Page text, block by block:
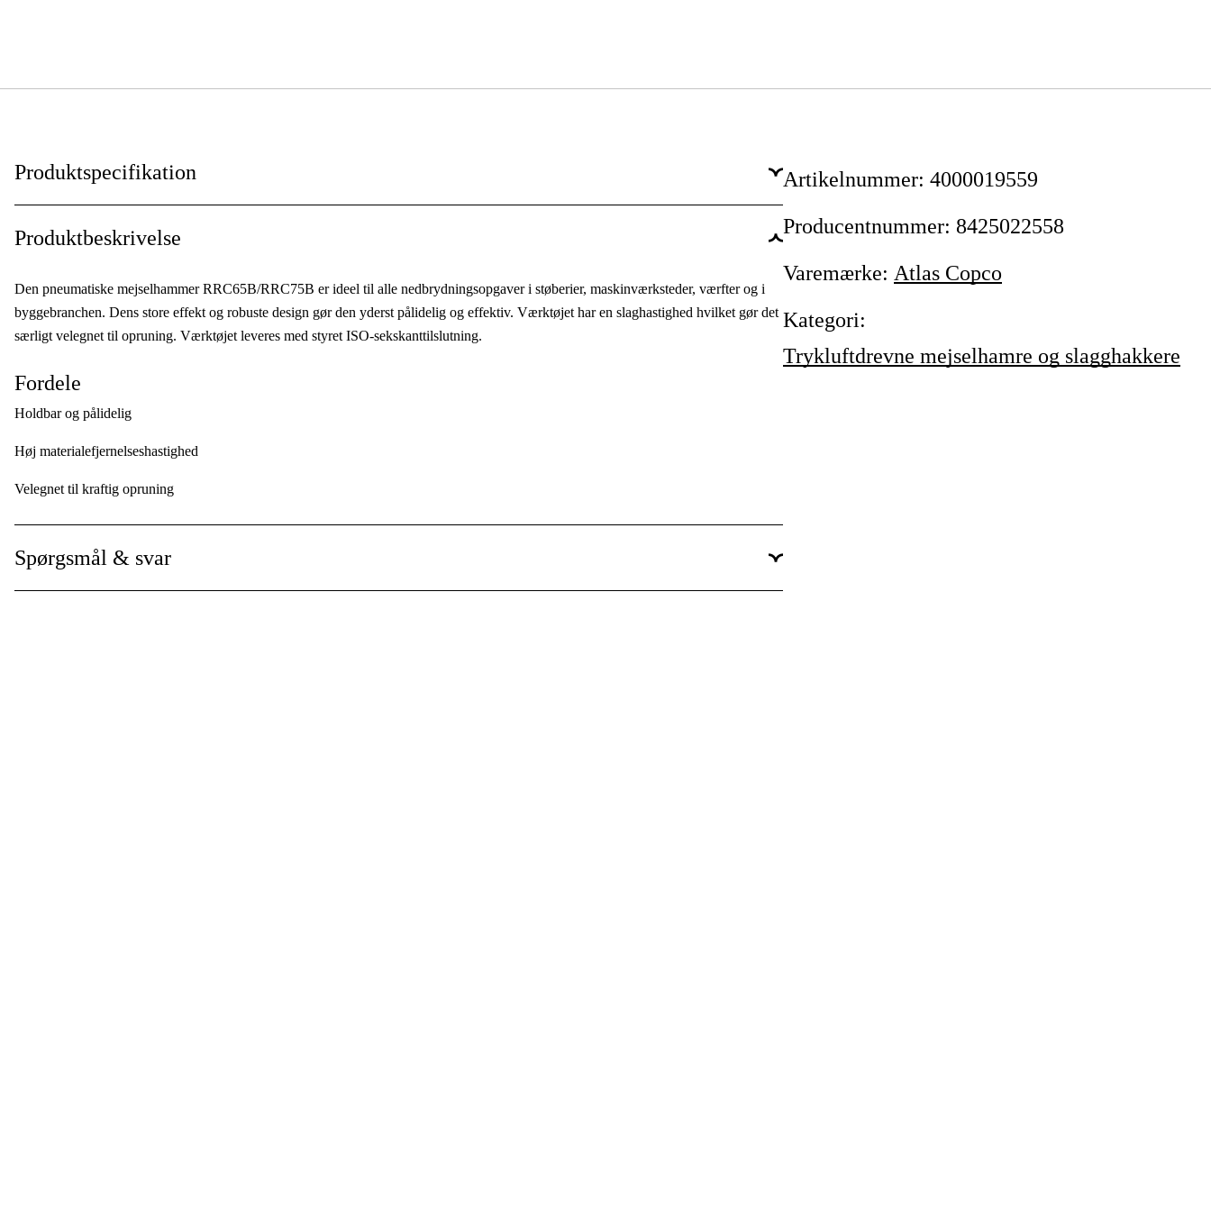
Produktspecifikation
Anvendelsesniveau
Professionel
Anvendelsestype Industri & produktion, Værksted & køretøjer
Produktbeskrivelse
Den pneumatiske mejselhammer RRC65B/RRC75B er ideel til alle nedbrydningsopgaver i støberier, maskinværksteder, værfter og i
byggebranchen. Dens store effekt og robuste design gør den yderst pålidelig og effektiv. Værktøjet har en slaghastighed hvilket gør det
særligt velegnet til opruning. Værktøjet leveres med styret ISO-sekskanttilslutning.
Fordele
Holdbar og pålidelig
Høj materialefjernelseshastighed
Velegnet til kraftig opruning
Holderen passer til brede mejsler
Brugervenlig
Spørgsmål & svar
Artikelnummer: 4000019559
Producentnummer: 8425022558
Varemærke: Atlas Copco
Kategori:
Trykluftdrevne mejselhamre og slagghakkere